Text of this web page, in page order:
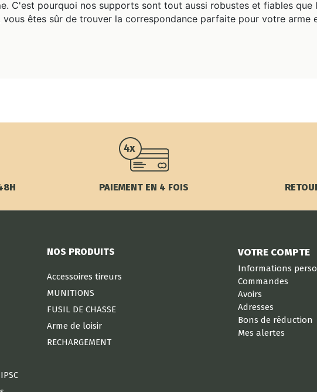
C'est pourquoi nos supports sont tout aussi robustes et fiables
vous êtes sûr de trouver la correspondance parfaite pour votre arme
PAIEMENT EN 4 FOIS
NOS PRODUITS
Accessoires tireurs
MUNITIONS
FUSIL DE CHASSE
Arme de loisir
RECHARGEMENT
VOTRE COMPTE
Informations
Commandes
Avoirs
Adresses
Bons de réduction
Mes alertes